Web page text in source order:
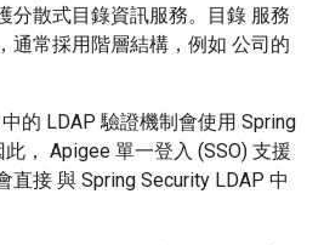
分散式目錄資訊服務。目錄 服務
通常採用階層結構，例如 公司的
的 LDAP 驗證機制會使用 Spring
， Apigee 單一登入 (SSO) 支援
直接 與 Spring Security LDAP 中